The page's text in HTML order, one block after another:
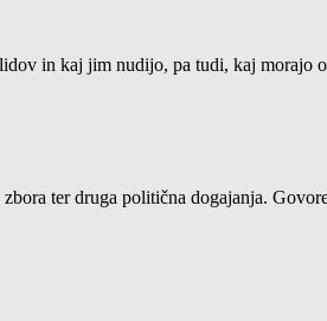
in kaj jim nudijo, pa tudi, kaj morajo
ter druga politična dogajanja.